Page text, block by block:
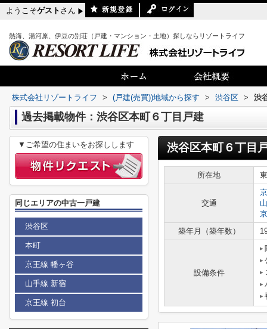
ようこそゲスト さん
熱海、湯河原、伊豆の別荘（戸建・マンション・土地）探しならリゾートライフ
株式会社リゾートライフ > (戸建(売買))地域から探す > 渋谷区 > 渋
過去掲載物件：渋谷区本町６丁目戸建
渋谷区本町６丁目
所在地
交通
築年月（築年数）
設備条件
▼ご希望の住まいをお探しします
同じエリアの中古一戸建
渋谷区
本町
京王線 幡ヶ谷
山手線 新宿
京王線 初台